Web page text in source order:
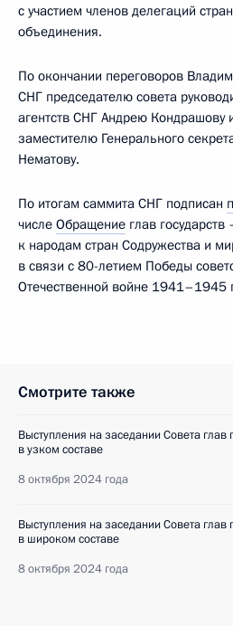
с участием членов делегаций
объединения.
По окончании переговоров
СНГ председателю совета
агентств СНГ Андрею Кондрашову
заместителю Генерального
Нематову.
По итогам саммита СНГ подписан
числе Обращение глав
к народам стран Содружества и
в связи с 80-летием Победы
Отечественной войне 1941–1945
Смотрите также
Выступления на заседании Совета глав
в узком составе
8 октября 2024 года
Выступления на заседании Совета глав
в широком составе
8 октября 2024 года